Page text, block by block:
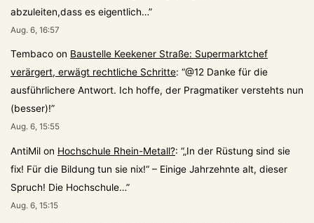
abzuleiten,dass es eigentlich…”
Aug. 6, 16:57
Tembaco on Baustelle Keekener Straße: Supermarktchef
verärgert, erwägt rechtliche Schritte: “@12 Danke für die
ausführlichere Antwort. Ich hoffe, der Pragmatiker verstehts nun
(besser)!”
Aug. 6, 15:55
AntiMil on Hochschule Rhein-Metall?: “„In der Rüstung sind sie
fix! Für die Bildung tun sie nix!“ – Einige Jahrzehnte alt, dieser
Spruch! Die Hochschule…”
Aug. 6, 15:15